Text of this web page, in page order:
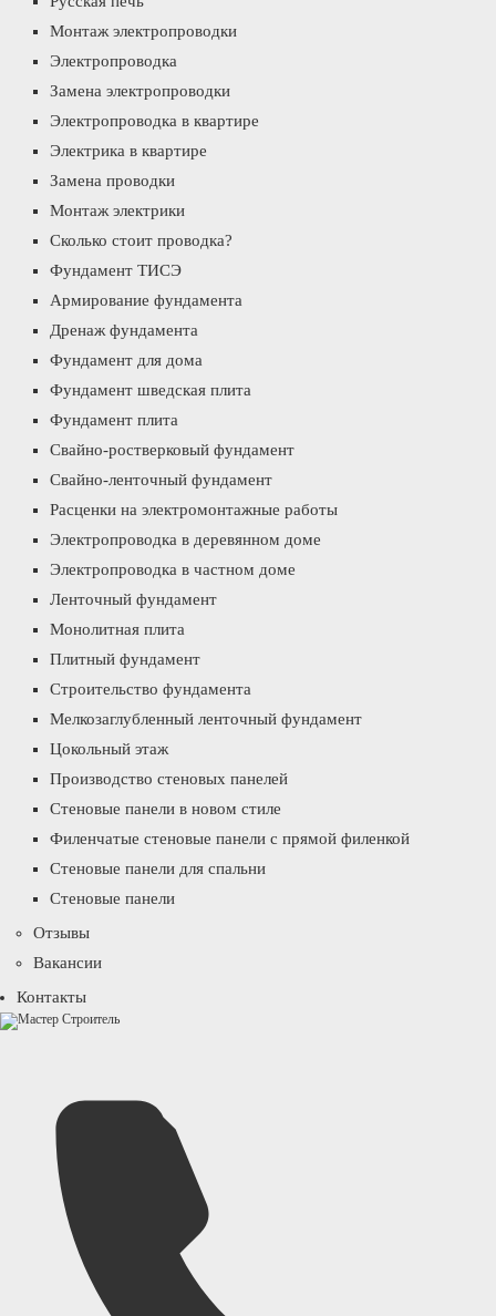
Монтаж электропроводки
Электропроводка
Замена электропроводки
Электропроводка в квартире
Электрика в квартире
Замена проводки
Монтаж электрики
Сколько стоит проводка?
Фундамент ТИСЭ
Армирование фундамента
Дренаж фундамента
Фундамент для дома
Фундамент шведская плита
Фундамент плита
Свайно-ростверковый фундамент
Свайно-ленточный фундамент
Расценки на электромонтажные работы
Электропроводка в деревянном доме
Электропроводка в частном доме
Ленточный фундамент
Монолитная плита
Плитный фундамент
Строительство фундамента
Мелкозаглубленный ленточный фундамент
Цокольный этаж
Производство стеновых панелей
Стеновые панели в новом стиле
Филенчатые стеновые панели с прямой филенкой
Стеновые панели для спальни
Стеновые панели
Отзывы
Вакансии
Контакты